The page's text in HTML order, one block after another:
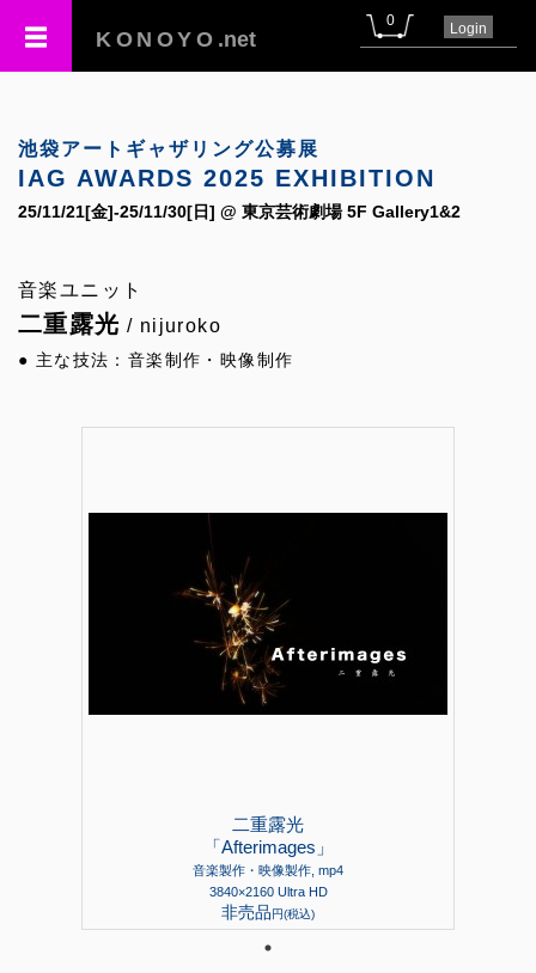
KONOYO .net
0 Login
池袋アートギャザリング公募展
IAG AWARDS 2025 EXHIBITION
25/11/21[金]-25/11/30[日] @ 東京芸術劇場 5F Gallery1&2
音楽ユニット
二重露光 / nijuroko
● 主な技法：音楽制作・映像制作
二重露光
「Afterimages」
音楽製作・映像製作, mp4
3840×2160 Ultra HD
非売品円(税込)